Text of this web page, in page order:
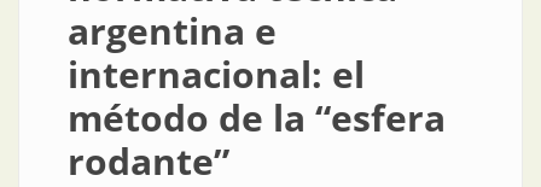
argentina e
internacional: el
método de la “esfera
rodante”